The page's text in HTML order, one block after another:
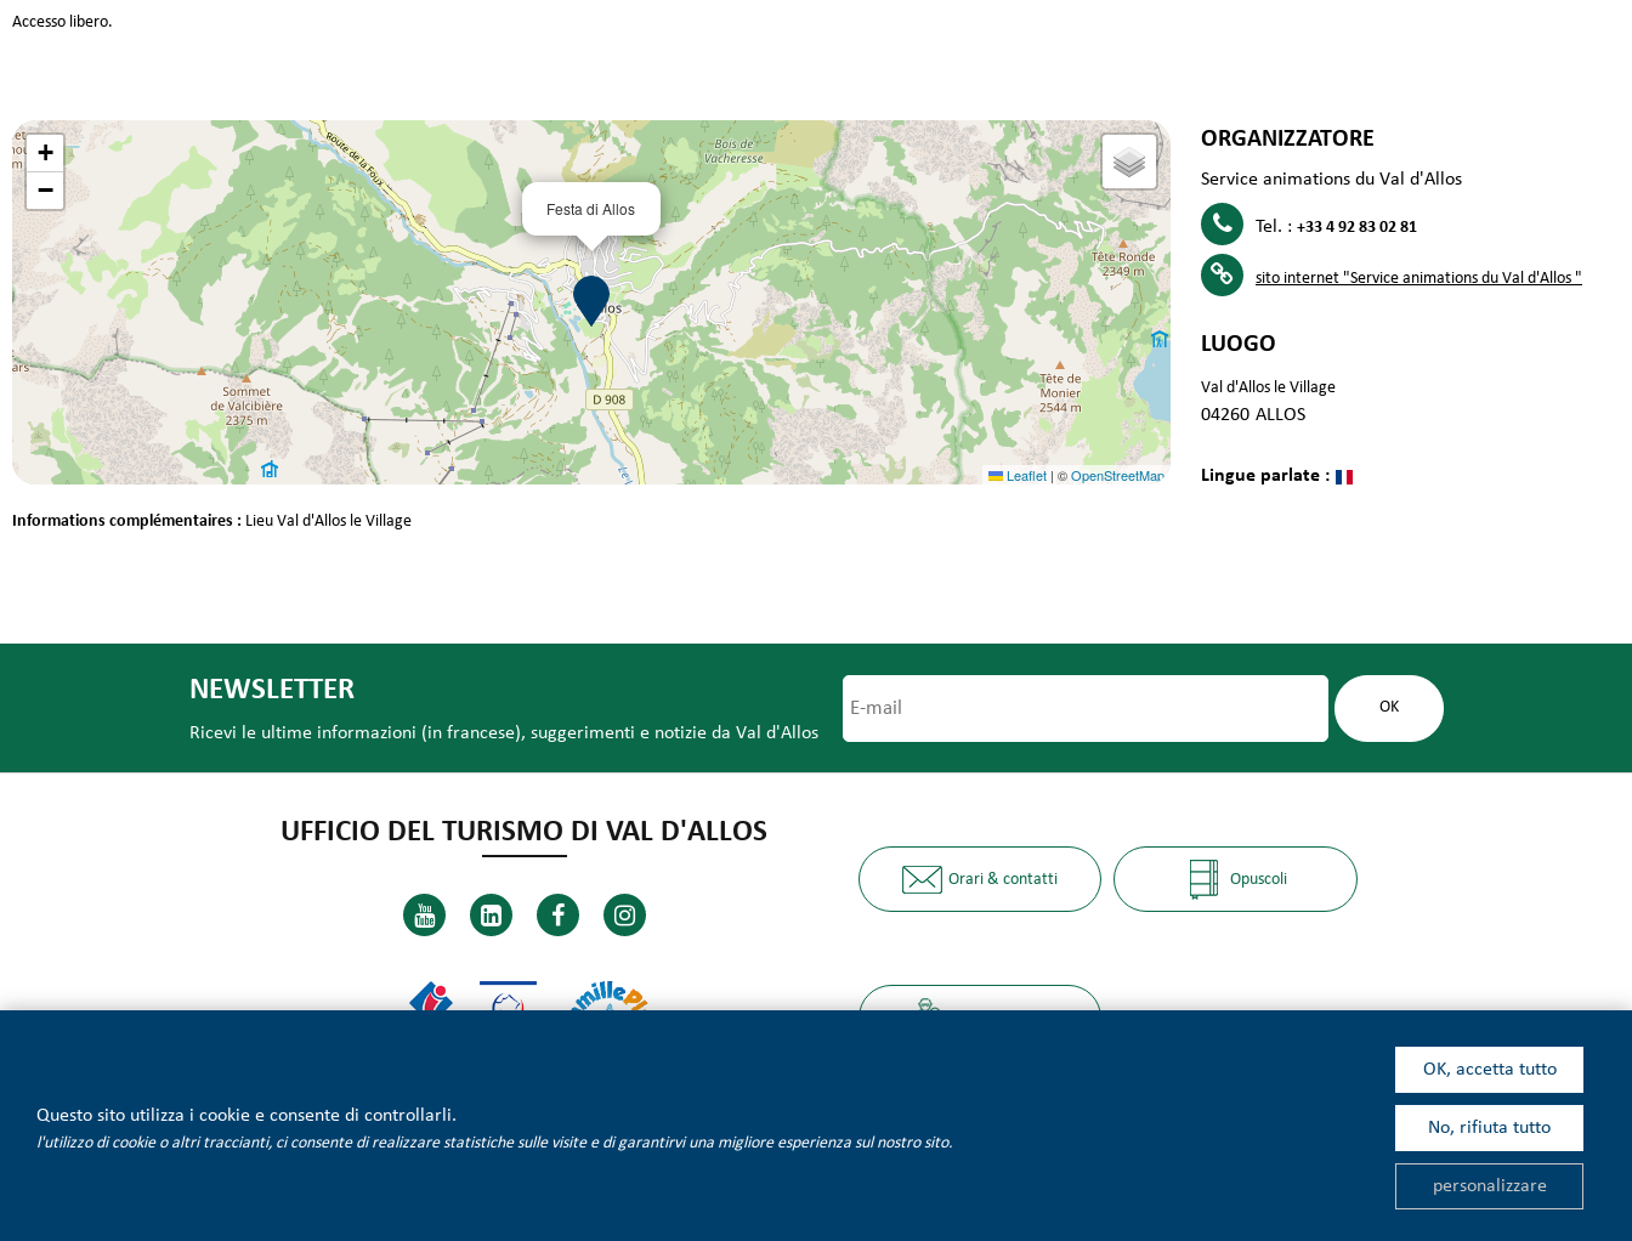
ORGANIZZATORE
Service animations du Val d'Allos
Tel. : +33 4 92 83 02 81
sito internet "Service animations du Val d'Allos "
LUOGO
Val d'Allos le Village
04260 ALLOS
Lingue parlate :
Accesso libero.
Festa di Allos
+
−
Leaflet | ©OpenStreetMap
Informations complémentaires : Lieu Val d'Allos le Village
NEWSLETTER
Ricevi le ultime informazioni (in francese), suggerimenti e notizie da Val d'Allos
UFFICIO DEL TURISMO DI VAL D'ALLOS
Orari & contatti Opuscoli
Informazioni legali Mappa del sito Qualité Tourisme
Questo sito utilizza i cookie e consente di controllarli.
l'utilizzo di cookie o altri traccianti, ci consente di realizzare statistiche sulle visite e di garantirvi una migliore esperienza sul nostro sito.
OK, accetta tutto
No, rifiuta tutto
personalizzare